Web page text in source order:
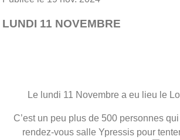
LUNDI 11 NOVEMBRE
Le lundi 11 Novembre a eu lieu le
C’est un peu plus de 500 personnes
rendez-vous salle Ypressis pour